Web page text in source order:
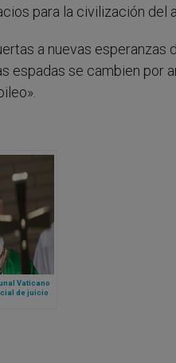
para la civilización del
a nuevas esperanzas
espadas se cambien por
Vaticano
de juicio